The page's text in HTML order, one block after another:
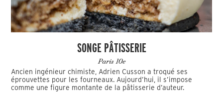
SONGE PÂTISSERIE
Paris 10e
Ancien ingénieur chimiste, Adrien Cusson a troqué ses
éprouvettes pour les fourneaux. Aujourd’hui, il s’impose
comme une figure montante de la pâtisserie d’auteur.